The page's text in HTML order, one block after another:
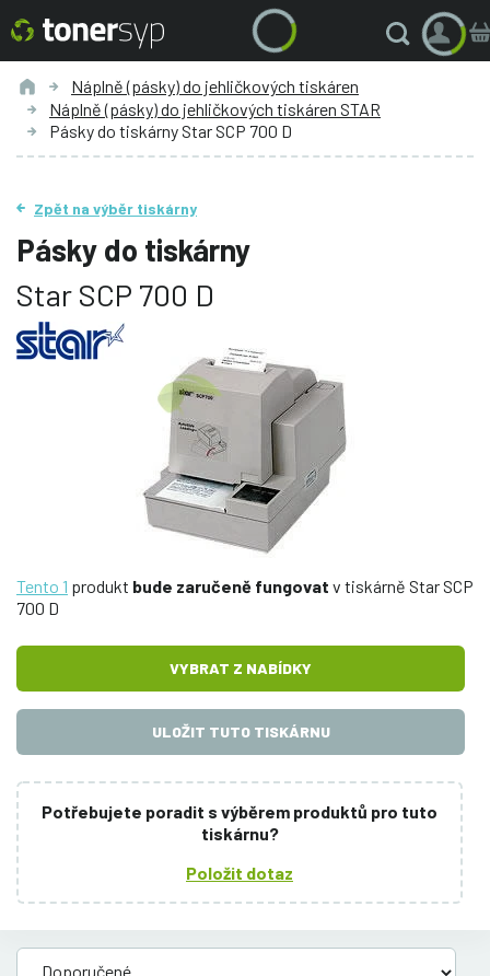
Náplně (pásky) do jehličkových tiskáren
Náplně (pásky) do jehličkových tiskáren STAR
Pásky do tiskárny Star SCP 700 D
Zpět na výběr tiskárny
Pásky do tiskárny
Star SCP 700 D
Tento 1 produkt bude zaručeně fungovat v tiskárně Star SCP
700 D
VYBRAT Z NABÍDKY
ULOŽIT TUTO TISKÁRNU
Potřebujete poradit s výběrem produktů pro tuto
tiskárnu?
Položit dotaz